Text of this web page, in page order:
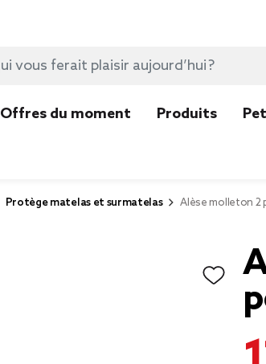
Offres du moment Produits
Protège matelas et surmatelas Alèse molleton 2